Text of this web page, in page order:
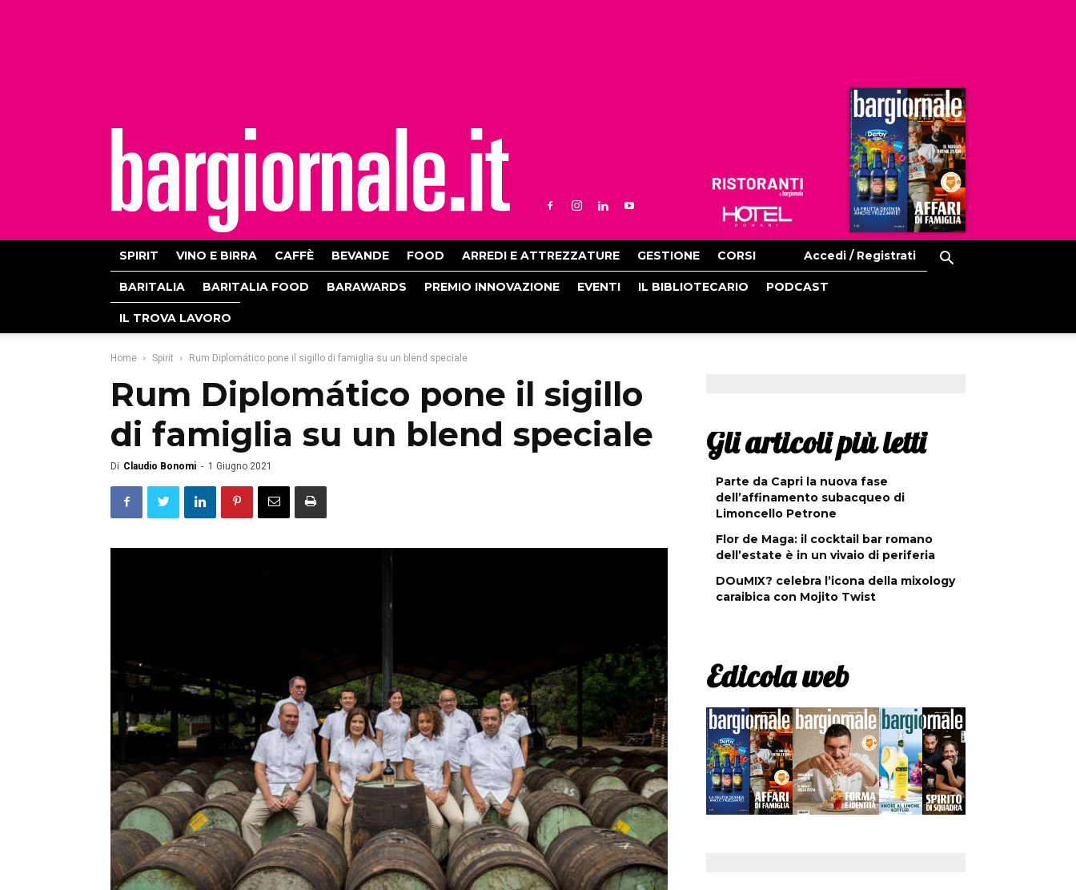
Ristoranti
Hoteldomani
SPIRIT VINO E BIRRA CAFFÈ BEVANDE FOOD ARREDI E ATTREZZATURE GESTIONE CORSI Accedi / Registrati
BARITALIA BARITALIA FOOD BARAWARDS PREMIO INNOVAZIONE EVENTI IL BIBLIOTECARIO PODCAST
IL TROVA LAVORO
Home Spirit Rum Diplomático pone il sigillo di famiglia su un blend speciale
Rum Diplomático pone il sigillo
di famiglia su un blend speciale
Di Claudio Bonomi - 1 Giugno 2021
Gli articoli più letti
Parte da Capri la nuova fase
dell’affinamento subacqueo di
Limoncello Petrone
Flor de Maga: il cocktail bar romano
dell’estate è in un vivaio di periferia
DOuMIX? celebra l’icona della mixology
caraibica con Mojito Twist
Edicola web